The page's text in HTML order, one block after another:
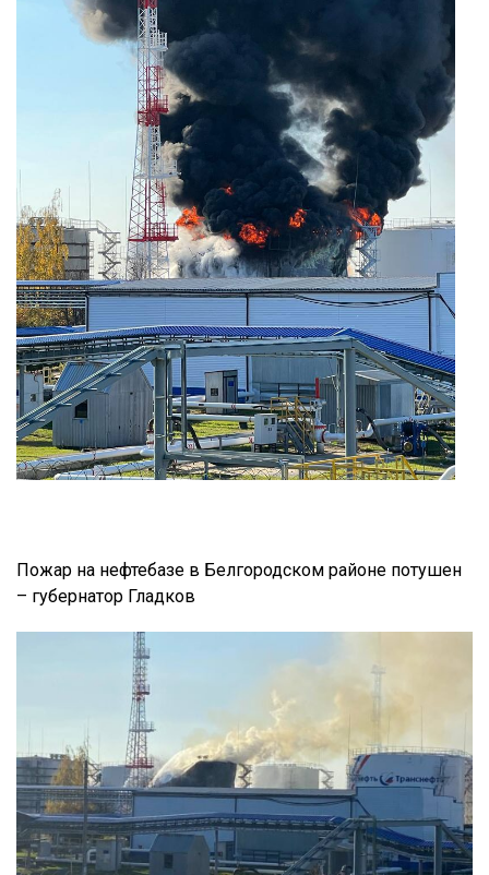
Пожар на нефтебазе в Белгородском районе потушен
– губернатор Гладков